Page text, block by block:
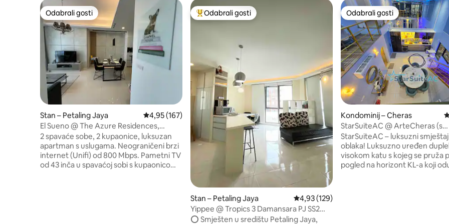
Odabrali gosti
Odabrali gosti
Stan – Petaling Jaya Prosječna ocjena: 4,95/5, recenzija: 167
4,95 (167)
El Sueno @ The Azure Residences,
Paradigm Mall, PJ
2 spavaće sobe, 2 kupaonice, luksuzan
apartman s uslugama. Neograničeni brzi
internet (Unifi) od 800 Mbps. Pametni TV
od 43 inča u spavaćoj sobi s kupaonicom.
Među najviše rangiranima s oznakom „Odabrali gosti”
Odabrali gosti
Stan – Petaling Jaya Prosječna ocjena: 4,93/5, recenzija: 129
4,93 (129)
Yippee @ Tropics 3 Damansara PJ SS2
Selangor
⭕️ Smješten u središtu Petaling Jaya,
Odabrali gosti
Odabrali gosti
Kondominij – Cheras
StarSuiteAC @ ArteCheras (s
karaokeom i bilijarom)
StarSuiteAC – luksuzni
oblaka! Luksuzno uređen dupleks na
visokom katu s kojeg se pruža
pogled na horizont KL-a koji